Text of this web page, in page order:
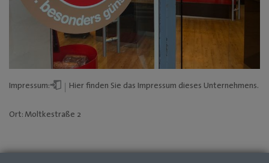
Impressum: Hier finden Sie das Impressum dieses Unternehmens.
Ort: Moltkestraße 2